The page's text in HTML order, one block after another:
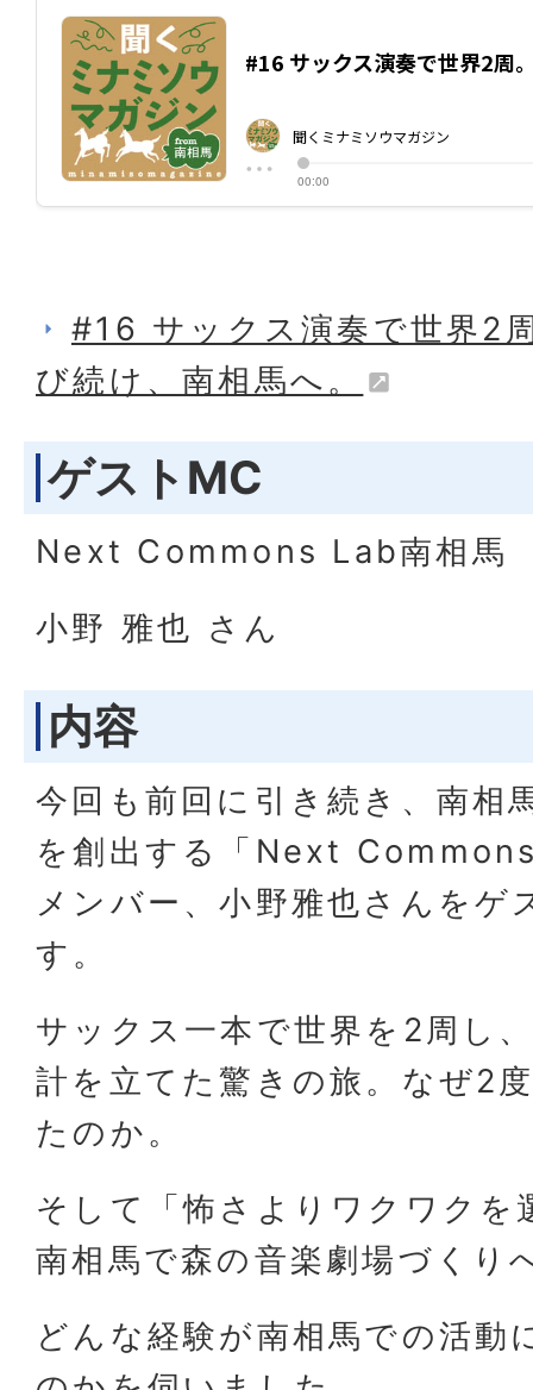
#16 サックス演奏で世界2
び続け、南相馬へ。
ゲストMC
Next Commons Lab南相馬
小野 雅也 さん
内容
今回も前回に引き続き、南相
を創出する「Next
メンバー、小野雅也さんをゲ
す。
サックス一本で世界を2周し
計を立てた驚きの旅。なぜ2
たのか。
そして「怖さよりワクワクを
南相馬で森の音楽劇場づくり
どんな経験が南相馬での活動